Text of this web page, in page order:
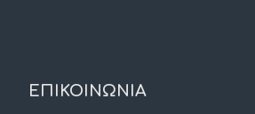
ΕΠΙΚΟΙΝΩΝΙΑ